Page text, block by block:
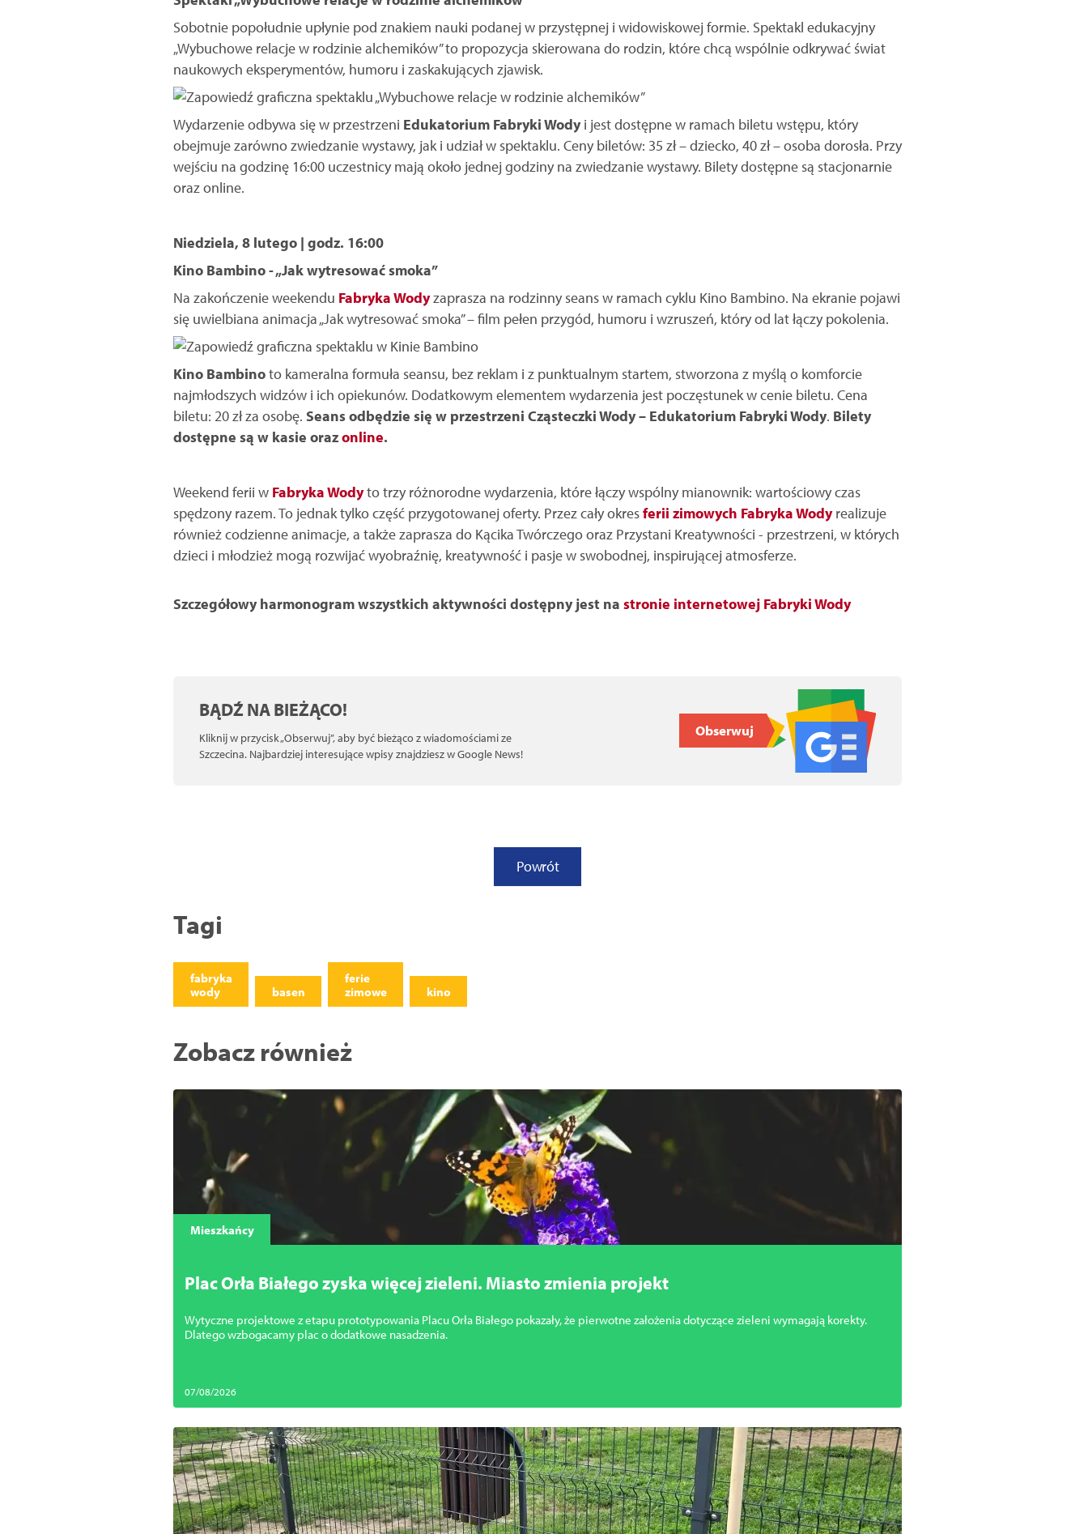
Sobotnie popołudnie upłynie pod znakiem nauki podanej w przystępnej i widowiskowej formie. Spektakl edukacyjny
„Wybuchowe relacje w rodzinie alchemików” to propozycja skierowana do rodzin, które chcą wspólnie odkrywać świat
naukowych eksperymentów, humoru i zaskakujących zjawisk.
Wydarzenie odbywa się w przestrzeni Edukatorium Fabryki Wodyi jest dostępne w ramach biletu wstępu, który
obejmuje zarówno zwiedzanie wystawy, jak i udział w spektaklu. Ceny biletów: 35 zł – dziecko, 40 zł – osoba dorosła. Przy
wejściu na godzinę 16:00 uczestnicy mają około jednej godziny na zwiedzanie wystawy. Bilety dostępne są stacjonarnie
oraz online.
Niedziela, 8 lutego | godz. 16:00
Kino Bambino - „Jak wytresować smoka”
Na zakończenie weekendu Fabryka Wodyzaprasza na rodzinny seans w ramach cyklu Kino Bambino. Na ekranie pojawi
się uwielbiana animacja „Jak wytresować smoka” – film pełen przygód, humoru i wzruszeń, który od lat łączy pokolenia.
Kino Bambinoto kameralna formuła seansu, bez reklam i z punktualnym startem, stworzona z myślą o komforcie
najmłodszych widzów i ich opiekunów. Dodatkowym elementem wydarzenia jest poczęstunek w cenie biletu. Cena
biletu: 20 zł za osobę. Seans odbędzie się w przestrzeni Cząsteczki Wody – Edukatorium Fabryki Wody. Bilety
dostępne są w kasie orazonline.
Weekend ferii w Fabryka Wodyto trzy różnorodne wydarzenia, które łączy wspólny mianownik: wartościowy czas
spędzony razem. To jednak tylko część przygotowanej oferty. Przez cały okresferii zimowych Fabryka Wodyrealizuje
również codzienne animacje, a także zaprasza do Kącika Twórczego oraz Przystani Kreatywności - przestrzeni, w których
dzieci i młodzież mogą rozwijać wyobraźnię, kreatywność i pasje w swobodnej, inspirującej atmosferze.
Szczegółowy harmonogram wszystkich aktywności dostępny jest na stronie internetowej Fabryki Wody
BĄDŹ NA BIEŻĄCO!
Kliknij w przycisk „Obserwuj”, aby być bieżąco z wiadomościami ze
Szczecina. Najbardziej interesujące wpisy znajdziesz w Google News!
Obserwuj
Powrót
Tagi
fabryka
wody
basen
ferie
zimowe
kino
Zobacz również
Mieszkańcy
Plac Orła Białego zyska więcej zieleni. Miasto zmienia projekt
Wytyczne projektowe z etapu prototypowania Placu Orła Białego pokazały, że pierwotne założenia dotyczące zieleni wymagają korekty.
Dlatego wzbogacamy plac o dodatkowe nasadzenia.
07/08/2026